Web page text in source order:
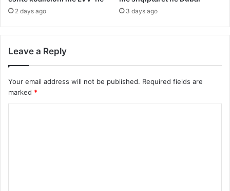
2 days ago 3 days ago
Leave a Reply
Your email address will not be published. Required fields are
marked *